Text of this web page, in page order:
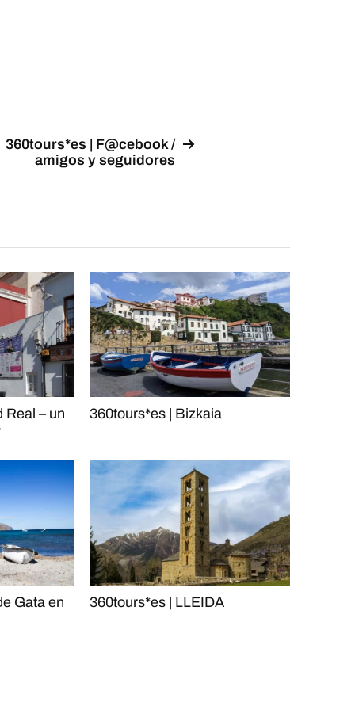
360tours*es | F@cebook /
amigos y seguidores
Real – un
360tours*es | Bizkaia
Gata en 360tours*es | LLEIDA